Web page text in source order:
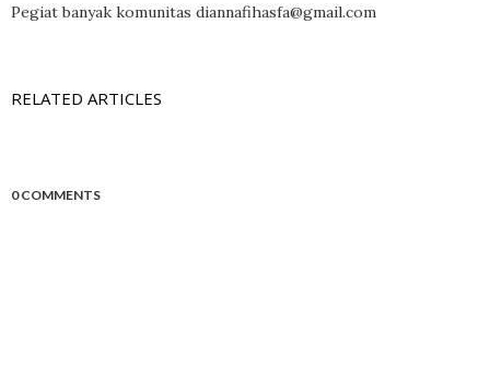
Pegiat banyak komunitas diannafihasfa@gmail.com
RELATED ARTICLES
0 COMMENTS